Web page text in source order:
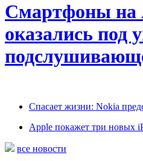
Смартфоны на
оказались под
Спасает жизни: Nokia
Apple покажет три новых
все новости